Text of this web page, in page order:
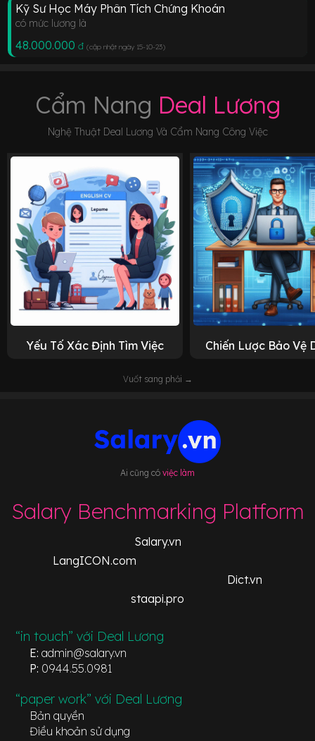
Kỹ Sư Học Máy Phân Tích Chứng Khoán
có mức lương là
48.000.000 đ (cập nhật ngày 15-10-23)
Cẩm Nang Deal Lương
Nghệ Thuật Deal Lương Và Cẩm Nang Công Việc
Yếu Tố Xác Định Tìm Việc Chiến Lược Bảo Vệ
Vuốt sang phải →
Ai cũng có việc làm
Salary Benchmarking Platform
Salary.vn
LangICON.com
Dict.vn
staapi.pro
“in touch” với Deal Lương
E: admin@salary.vn
P: 0944.55.0981
“paper work” với Deal Lương
Bản quyền
Điều khoản sử dụng